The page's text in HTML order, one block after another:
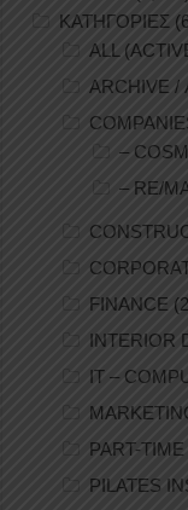
ΚΑΤΗΓΟΡΙΕΣ
ALL
ARCHIVE /
–
– RE/
FINANCE
IT –
PART-TIME
PILATES